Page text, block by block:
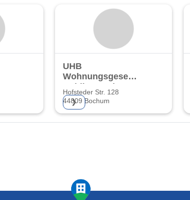
UHB
Wohnungsgesellschaft
Holding GmbH
Hofsteder Str. 128
44809 Bochum
❯